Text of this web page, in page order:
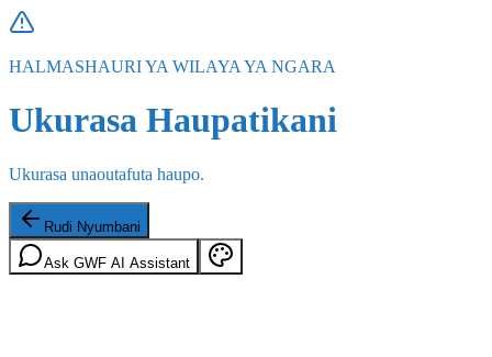
HALMASHAURI YA WILAYA YA NGARA
Ukurasa Haupatikani
Ukurasa unaoutafuta haupo.
Rudi Nyumbani
Ask GWF AI Assistant